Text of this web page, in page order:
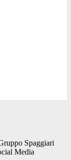
Spaggiari
Media